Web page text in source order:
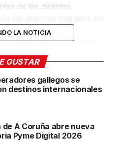
de las distintas
transporte y
la Cámara de Comercio
participó su secretaria
quien trasladó la
de la autopista AP-9
estaría en línea con
Europea, donde
garantizar la libre
las redes de transporte
LA NOTICIA
GUSTAR
gallegos se
destinos internacionales
de A Coruña abre nueva
Pyme Digital 2026